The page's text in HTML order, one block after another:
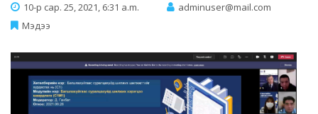
10-р сар. 25, 2021, 6:31 a.m.
adminuser@mail.com
Мэдээ